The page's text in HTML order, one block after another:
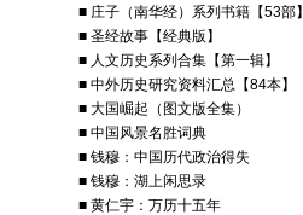
■ 庄子（南华经）系列书籍【53部】
■ 圣经故事【经典版】
■ 人文历史系列合集【第一辑】
■ 中外历史研究资料汇总【84本】
■ 大国崛起（图文版全集）
■ 中国风景名胜词典
■ 钱穆：中国历代政治得失
■ 钱穆：湖上闲思录
■ 黄仁宇：万历十五年